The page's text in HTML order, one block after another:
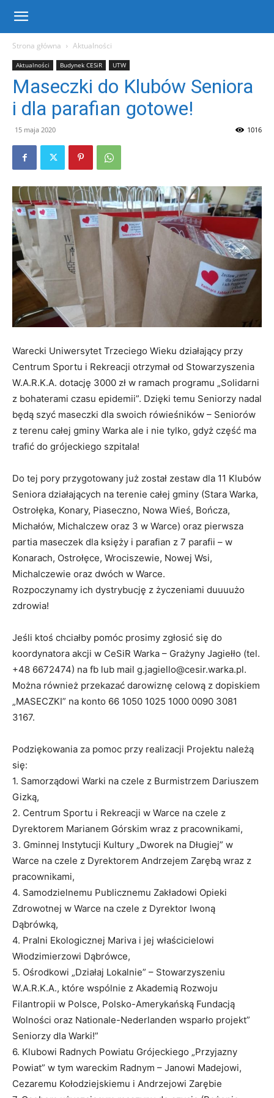
Centrum
Sportu
Rekreacji
Warce
Strona główna Aktualności
Aktualności Budynek CESiR UTW
Maseczki do Klubów Seniora
i dla parafian gotowe!
15 maja 2020 1016
Warecki Uniwersytet Trzeciego Wieku działający przy
Centrum Sportu i Rekreacji otrzymał od Stowarzyszenia
W.A.R.K.A. dotację 3000 zł w ramach programu „Solidarni
z bohaterami czasu epidemii”. Dzięki temu Seniorzy nadal
będą szyć maseczki dla swoich rówieśników – Seniorów
z terenu całej gminy Warka ale i nie tylko, gdyż część ma
trafić do grójeckiego szpitala!
Do tej pory przygotowany już został zestaw dla 11 Klubów
Seniora działających na terenie całej gminy (Stara Warka,
Ostrołęka, Konary, Piaseczno, Nowa Wieś, Bończa,
Michałów, Michalczew oraz 3 w Warce) oraz pierwsza
partia maseczek dla księży i parafian z 7 parafii – w
Konarach, Ostrołęce, Wrociszewie, Nowej Wsi,
Michalczewie oraz dwóch w Warce.
Rozpoczynamy ich dystrybucję z życzeniami duuuużo
zdrowia!
Jeśli ktoś chciałby pomóc prosimy zgłosić się do
koordynatora akcji w CeSiR Warka – Grażyny Jagiełło (tel.
+48 6672474) na fb lub mail g.jagiello@cesir.warka.pl.
Można również przekazać darowiznę celową z dopiskiem
„MASECZKI” na konto 66 1050 1025 1000 0090 3081
3167.
Podziękowania za pomoc przy realizacji Projektu należą
się:
1. Samorządowi Warki na czele z Burmistrzem Dariuszem
Gizką,
2. Centrum Sportu i Rekreacji w Warce na czele z
Dyrektorem Marianem Górskim wraz z pracownikami,
3. Gminnej Instytucji Kultury „Dworek na Długiej” w
Warce na czele z Dyrektorem Andrzejem Zarębą wraz z
pracownikami,
4. Samodzielnemu Publicznemu Zakładowi Opieki
Zdrowotnej w Warce na czele z Dyrektor Iwoną
Dąbrówką,
4. Pralni Ekologicznej Mariva i jej właścicielowi
Włodzimierzowi Dąbrówce,
5. Ośrodkowi „Działaj Lokalnie” – Stowarzyszeniu
W.A.R.K.A., które wspólnie z Akademią Rozwoju
Filantropii w Polsce, Polsko-Amerykańską Fundacją
Wolności oraz Nationale-Nederlanden wsparło projekt”
Seniorzy dla Warki!”
6. Klubowi Radnych Powiatu Grójeckiego „Przyjazny
Powiat” w tym wareckim Radnym – Janowi Madejowi,
Cezaremu Kołodziejskiemu i Andrzejowi Zarębie